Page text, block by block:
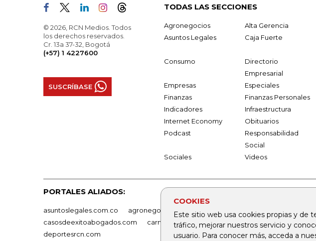
COOKIES
Este sitio web usa cookies propias y de
tráfico, mejorar nuestros servicio y
usuario. Para conocer más, acceda a
© 2026, RCN Medios. Todos
los derechos reservados.
Cr. 13a 37-32, Bogotá
(+57) 1 4227600
SUSCRÍBASE
TODAS LAS SECCIONES
Agronegocios Alta Gerencia
Asuntos Legales
Caja Fuerte
Consumo
Directorio
Empresarial
Empresas Especiales
Finanzas
Finanzas Personales
Indicadores
Infraestructura
Internet Economy
Obituarios
Podcast
Responsabilidad
Social
Sociales Videos
PORTALES ALIADOS:
asuntoslegales.com.co agronegocios.co empresas.larepublica.co
casosdeexitoabogados.com
carnavalindustriacultural.com canalrcn.com
deportesrcn.com